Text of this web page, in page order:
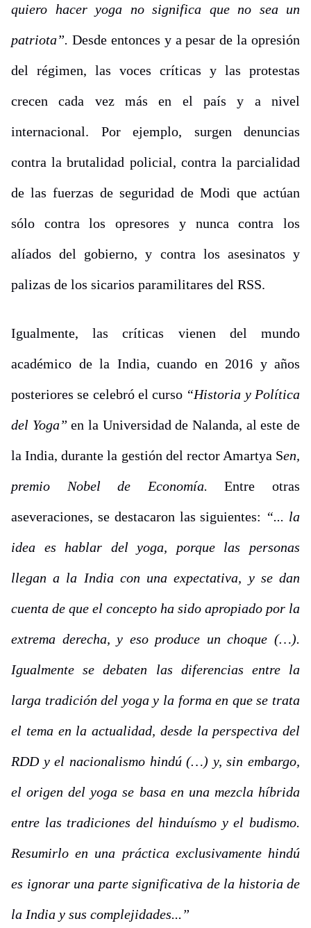
quiero hacer yoga no significa que no sea un
patriota”. Desde entonces y a pesar de la opresión
del régimen, las voces críticas y las protestas
crecen cada vez más en el país y a nivel
internacional. Por ejemplo, surgen denuncias
contra la brutalidad policial, contra la parcialidad
de las fuerzas de seguridad de Modi que actúan
sólo contra los opresores y nunca contra los
alíados del gobierno, y contra los asesinatos y
palizas de los sicarios paramilitares del RSS.
Igualmente, las críticas vienen del mundo
académico de la India, cuando en 2016 y años
posteriores se celebró el curso “Historia y Política
del Yoga” en la Universidad de Nalanda, al este de
la India, durante la gestión del rector Amartya Sen,
premio Nobel de Economía.Entre otras
aseveraciones, se destacaron las siguientes: “... la
idea es hablar del yoga, porque las personas
llegan a la India con una expectativa, y se dan
cuenta de que el concepto ha sido apropiado por la
extrema derecha, y eso produce un choque (…).
Igualmente se debaten las diferencias entre la
larga tradición del yoga y la forma en que se trata
el tema en la actualidad, desde la perspectiva del
RDD y el nacionalismo hindú (…) y, sin embargo,
el origen del yoga se basa en una mezcla híbrida
entre las tradiciones del hinduísmo y el budismo.
Resumirlo en una práctica exclusivamente hindú
es ignorar una parte significativa de la historia de
la India y sus complejidades...”